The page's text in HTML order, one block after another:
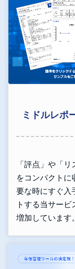
ミドルレポ
「評点」や「
をコンパクト
要な時にすぐ入
トする当サー
増加しています。